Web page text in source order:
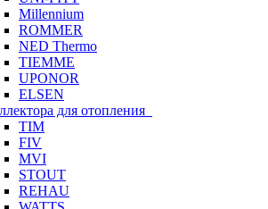
Millennium
ROMMER
NED Thermo
TIEMME
UPONOR
ELSEN
для отопления
TIM
FIV
MVI
STOUT
REHAU